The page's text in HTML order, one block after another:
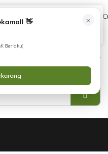
38783380 08551688000
Masuk
×
👋
Berlaku)
Katalog
Kami